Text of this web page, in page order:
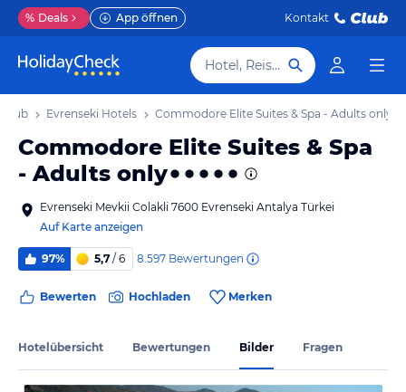
% Deals App öffnen Kontakt
Hotel, Reiseziel
Evrenseki Hotels Commodore Elite Suites & Spa - Adults only
Commodore Elite Suites & Spa
- Adults only
Evrenseki Mevkii Colakli 7600 Evrenseki Antalya Türkei
Auf Karte anzeigen
97% 5,7 / 6 8.597 Bewertungen
Bewerten Hochladen Merken
Hotelübersicht Bewertungen Bilder Fragen